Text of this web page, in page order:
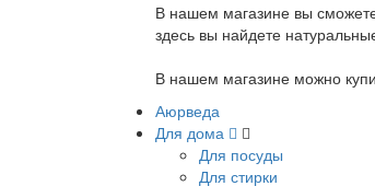
В нашем магазине вы
здесь вы найдете
В нашем магазине можно
Аюрведа
Для дома
Для посуды
Для стирки